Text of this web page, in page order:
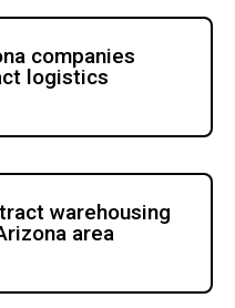
companies
logistics
warehousing
area